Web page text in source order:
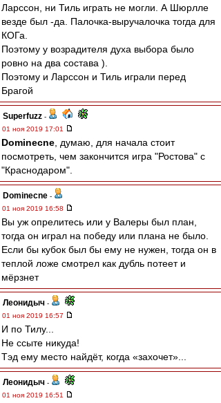
Ларссон, ни Тиль играть не могли. А Шюрлле
везде был -да. Палочка-выручалочка тогда для
КОГа.
Поэтому у возрадителя духа выбора было
ровно на два состава ).
Поэтому и Ларссон и Тиль играли перед
Брагой
Superfuzz -
01 ноя 2019 17:01
Dominecne , думаю, для начала стоит
посмотреть, чем закончится игра "Ростова" с
"Краснодаром".
Dominecne -
01 ноя 2019 16:58
Вы уж опрелитесь или у Валеры был план,
тогда он играл на победу или плана не было.
Если бы кубок был бы ему не нужен, тогда он в
теплой ложе смотрел как дубль потеет и
мёрзнет
Леонидыч -
01 ноя 2019 16:57
И по Тилу...
Не ссыте никуда!
Тэд ему место найдёт, когда «захочет»...
Леонидыч -
01 ноя 2019 16:51